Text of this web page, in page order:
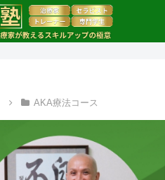
AKA療法コース